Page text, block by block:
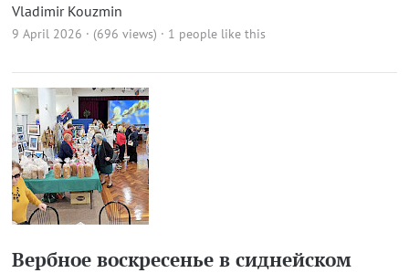
Vladimir Kouzmin
9 April 2026 · (696 views) · 1 people like this
Вербное воскресенье в сиднейском